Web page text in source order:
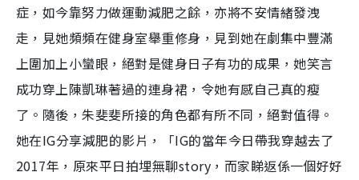
症，如今靠努力做運動減肥之餘，亦將不安情緒發洩
走，見她頻頻在健身室舉重修身，見到她在劇集中豐滿
上圍加上小蠻眼，絕對是健身日子有功的成果，她笑言
成功穿上陳凱琳著過的連身裙，令她有感自己真的瘦
了。隨後，朱斐斐所接的角色都有所不同，絕對值得。
她在IG分享減肥的影片，「IG的當年今日帶我穿越去了
2017年，原來平日拍埋無聊story，而家睇返係一個好好